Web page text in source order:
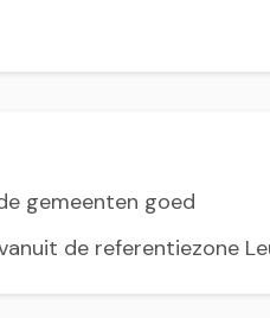
gemeenten goed
de referentiezone